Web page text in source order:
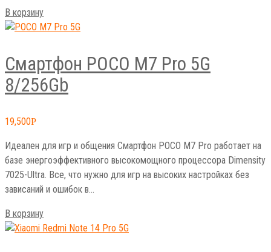
В корзину
Смартфон POCO M7 Pro 5G
8/256Gb
19,500Р
Идеален для игр и общения Смартфон POCO M7 Pro работает на
базе энергоэффективного высокомощного процессора Dimensity
7025-Ultra. Все, что нужно для игр на высоких настройках без
зависаний и ошибок в…
В корзину